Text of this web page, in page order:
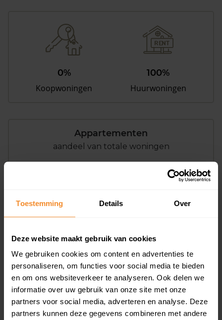
Toestemming Details Over
Deze website maakt gebruik van cookies
We gebruiken cookies om content en advertenties te
personaliseren, om functies voor social media te bieden
en om ons websiteverkeer te analyseren. Ook delen we
informatie over uw gebruik van onze site met onze
partners voor social media, adverteren en analyse. Deze
partners kunnen deze gegevens combineren met andere
0%
Koopwoningen
100%
Huurwoningen
Appartementen
aandeel van totale woningen
Bouwjaar